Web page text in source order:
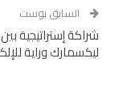
السابق بوست
شراكة إستراتيجية بين
ليكسمارك وراية